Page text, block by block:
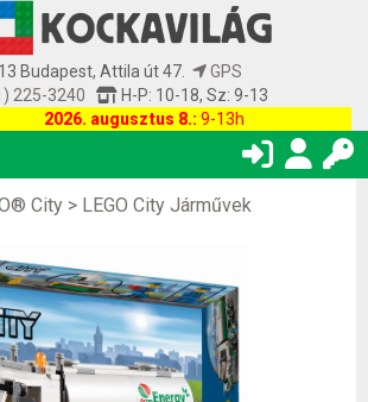
Budapest, Attila út 47.
GPS
225-3240
H-P: 10-18, Sz: 9-13
2026. augusztus 8.: 9-13h
City > LEGO City Járművek